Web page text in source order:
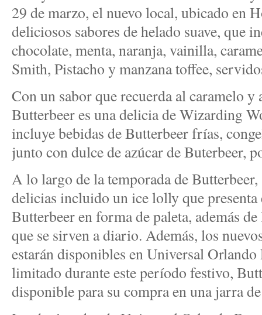
29 de marzo, el nuevo local, ubicado en
deliciosos sabores de helado suave, que
chocolate, menta, naranja, vainilla,
Smith, Pistacho y manzana toffee,
Con un sabor que recuerda al caramelo y
Butterbeer es una delicia de Wizarding
incluye bebidas de Butterbeer frías,
junto con dulce de azúcar de Buterbeer,
A lo largo de la temporada de
delicias incluido un ice lolly que
Butterbeer en forma de paleta, además
que se sirven a diario. Además, los
estarán disponibles en Universal
limitado durante este período festivo,
disponible para su compra en una jarra